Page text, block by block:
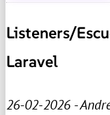
Listeners/
Laravel
26-02-2026 -